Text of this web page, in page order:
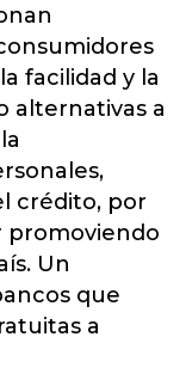
facilidad y la
alternativas a
crédito, por
promoviendo
Un
que
a